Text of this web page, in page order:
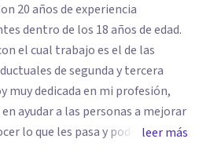
20 años de experiencia
dentro de los 18 años de edad.
el cual trabajo es el de las
de segunda y tercera
muy dedicada en mi profesión,
ayudar a las personas a mejorar
lo que les pasa y poder trabajar
leer más